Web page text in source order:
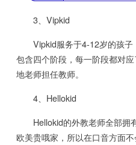
3、Vipkid
Vipkid服务于4-12岁的孩子
包含四个阶段，每一阶段都对
地老师担任教师。
4、Hellokid
Hellokid的外教老师全部拥
欧美贵哦家，所以在口音方面